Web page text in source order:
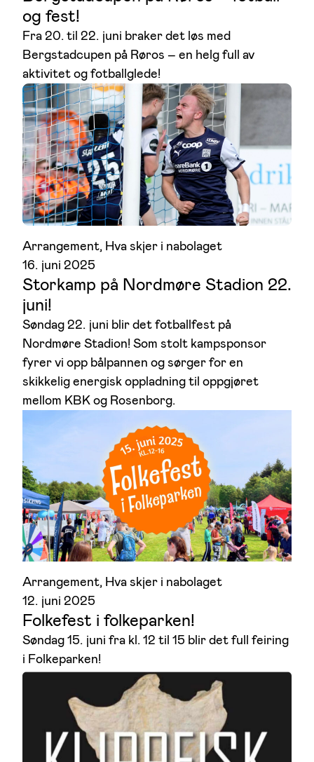
og fest!
Fra 20. til 22. juni braker det løs med
Bergstadcupen på Røros – en helg full av
aktivitet og fotballglede!
Arrangement, Hva skjer i nabolaget
16. juni 2025
Storkamp på Nordmøre Stadion 22.
juni!
Søndag 22. juni blir det fotballfest på
Nordmøre Stadion! Som stolt kampsponsor
fyrer vi opp bålpannen og sørger for en
skikkelig energisk oppladning til oppgjøret
mellom KBK og Rosenborg.
Arrangement, Hva skjer i nabolaget
12. juni 2025
Folkefest i folkeparken!
Søndag 15. juni fra kl. 12 til 15 blir det full feiring
i Folkeparken!